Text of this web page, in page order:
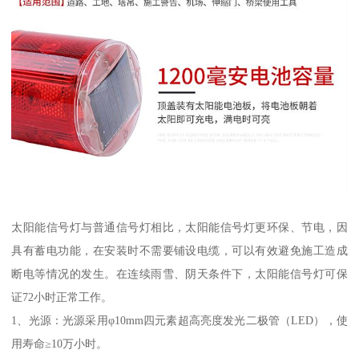
太阳能信号灯与普通信号灯相比，太阳能信号灯更环保、节电，因
具有蓄电功能，在安装时不需要铺设电缆，可以有效避免施工造成
断电等情况的发生。在连续雨雪、阴天条件下，太阳能信号灯可保
证72小时正常工作。
1、光源：光源采用φ10mm四元素超高亮度发光二极管（LED），使
用寿命≥10万小时。